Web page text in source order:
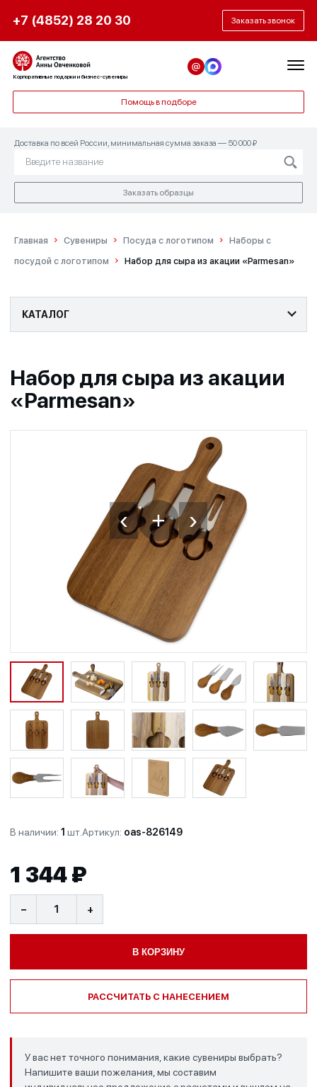
+7 (4852) 28 20 30 Заказать звонок
Корпоративные подарки и бизнес-сувениры
Помощь в подборе
Доставка по всей России, минимальная сумма заказа — 50 000 ₽
Заказать образцы
Главная Сувениры Посуда с логотипом
Наборы с
посудой с логотипом
Набор для сыра из акации «Parmesan»
КАТАЛОГ
Набор для сыра из акации
«Parmesan»
‹ + ›
В наличии: 1 шт.Артикул: oas-826149
1 344 ₽
− +
В КОРЗИНУ
РАССЧИТАТЬ С НАНЕСЕНИЕМ
У вас нет точного понимания, какие сувениры выбрать?
Напишите ваши пожелания, мы составим